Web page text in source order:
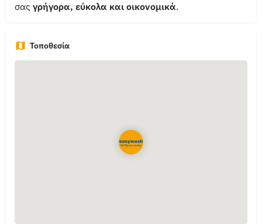
σας γρήγορα, εύκολα και οικονομικά.
Τοποθεσία